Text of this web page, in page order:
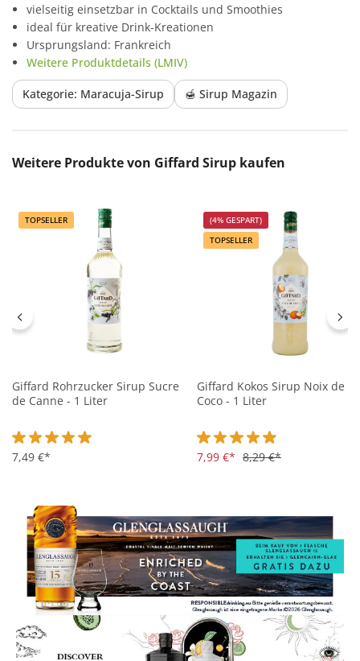
vielseitig einsetzbar in Cocktails und Smoothies
ideal für kreative Drink-Kreationen
Ursprungsland: Frankreich
Weitere Produktdetails (LMIV)
Kategorie: Maracuja-Sirup 🍯 Sirup Magazin
Produktgalerie überspringen
Weitere Produkte von Giffard Sirup kaufen
TOPSELLER
Giffard Rohrzucker Sirup Sucre
de Canne - 1 Liter
Durchschnittliche Bewertung von 4.9 von 5 Sternen
7,49 €*
(4% GESPART)
TOPSELLER
Giffard Kokos Sirup Noix de
Coco - 1 Liter
Durchschnittliche
7,99 €* 8,29 €*